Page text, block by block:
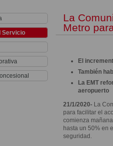
Servicio
La
Metro
El
También
La EMT
aeropuerto
21/1/2020-La
para facilitar el
comienza
hasta un 50% en
seguridad.